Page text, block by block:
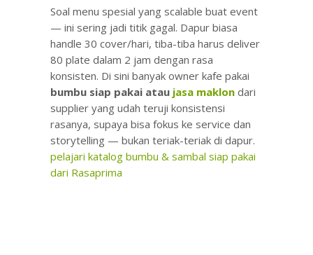
Soal menu spesial yang scalable buat event
— ini sering jadi titik gagal. Dapur biasa
handle 30 cover/hari, tiba-tiba harus deliver
80 plate dalam 2 jam dengan rasa
konsisten. Di sini banyak owner kafe pakai
bumbu siap pakai atau jasa maklondari
supplier yang udah teruji konsistensi
rasanya, supaya bisa fokus ke service dan
storytelling — bukan teriak-teriak di dapur.
pelajari katalog bumbu & sambal siap pakai
dari Rasaprima